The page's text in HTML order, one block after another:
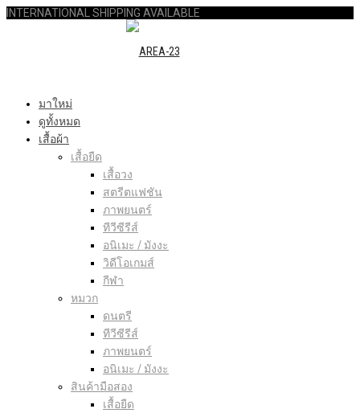
INTERNATIONAL SHIPPING AVAILABLE
มาใหม่
ดูทั้งหมด
เสื้อผ้า
เสื้อยืด
เสื้อวง
สตรีตแฟชัน
ภาพยนตร์
ทีวีซีรีส์
อนิเมะ / มังงะ
วิดีโอเกมส์
กีฬา
หมวก
ดนตรี
ทีวีซีรีส์
ภาพยนตร์
อนิเมะ / มังงะ
สินค้ามือสอง
เสื้อยืด